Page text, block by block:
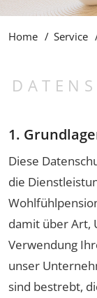
Home Service
1.
Diese
die
damit über Art,
Verwendung
unser
sind bestrebt,